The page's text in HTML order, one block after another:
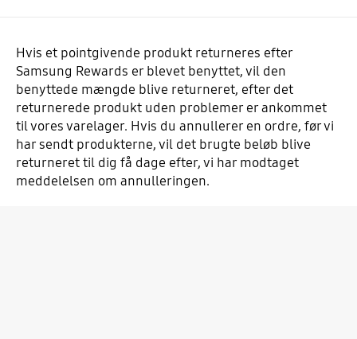
Hvis et pointgivende produkt returneres efter
Samsung Rewards er blevet benyttet, vil den
benyttede mængde blive returneret, efter det
returnerede produkt uden problemer er ankommet
til vores varelager. Hvis du annullerer en ordre, før vi
har sendt produkterne, vil det brugte beløb blive
returneret til dig få dage efter, vi har modtaget
meddelelsen om annulleringen.